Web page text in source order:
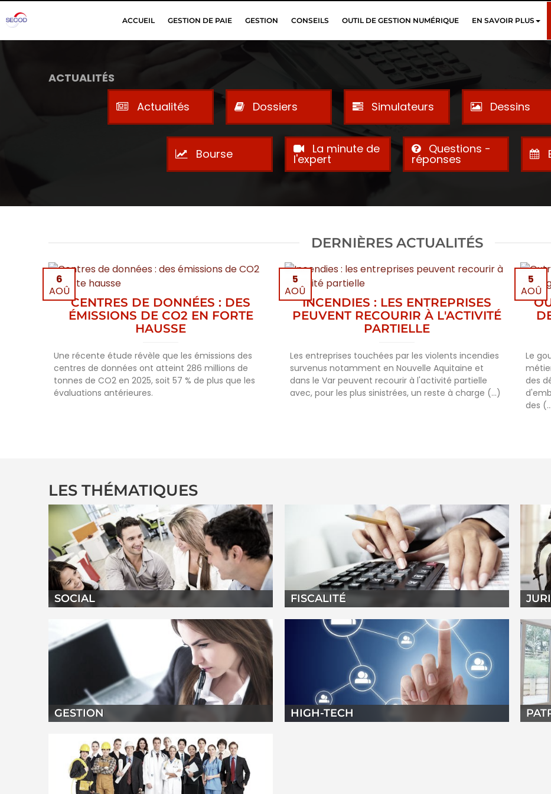
ACCUEIL GESTION DE PAIE GESTION CONSEILS OUTIL DE GESTION NUMÉRIQUE EN SAVOIR PLUS
ACTUALITÉS
Actualités
Dossiers Simulateurs Dessins
Bourse La minute de
l'expert
Questions -
réponses
DERNIÈRES ACTUALITÉS
CENTRES DE DONNÉES : DES
ÉMISSIONS DE CO2 EN FORTE
HAUSSE
6
AOÛ
Une récente étude révèle que les émissions des
centres de données ont atteint 286 millions de
tonnes de CO2 en 2025, soit 57 % de plus que les
évaluations antérieures.
INCENDIES : LES ENTREPRISES
PEUVENT RECOURIR À L'ACTIVITÉ
PARTIELLE
5
AOÛ
Les entreprises touchées par les violents incendies
survenus notamment en Nouvelle Aquitaine et
dans le Var peuvent recourir à l'activité partielle
avec, pour les plus sinistrées, un reste à charge (...)
5
AOÛ
Le
des
des
LES THÉMATIQUES
SOCIAL FISCALITÉ
GESTION HIGH-TECH